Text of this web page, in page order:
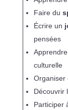
Faire du
Écrire un
pensées
culturelle
Organiser
Découvrir
Participer